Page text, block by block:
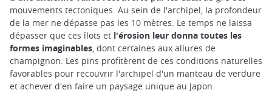
mouvements tectoniques. Au sein de l'archipel, la profondeur
de la mer ne dépasse pas les 10 mètres. Le temps ne laissa
dépasser que ces îlots et l'érosion leur donna toutes les
formes imaginables, dont certaines aux allures de
champignon. Les pins profitèrent de ces conditions naturelles
favorables pour recouvrir l'archipel d'un manteau de verdure
et achever d'en faire un paysage unique au Japon.